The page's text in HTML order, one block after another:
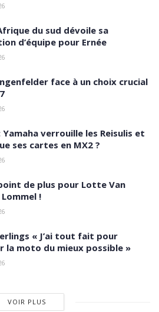
du sud dévoile sa
d’équipe pour Ernée
face à un choix crucial
verrouille les Reisulis et
ses cartes en MX2 ?
de plus pour Lotte Van
!
« J’ai tout fait pour
la moto du mieux possible »
VOIR PLUS